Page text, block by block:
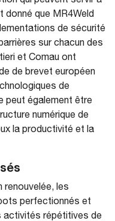
donné que MR4Weld
de sécurité
sur chacun des
et Comau ont
de brevet européen
de
peut également être
numérique de
la productivité et la
renouvelée, les
perfectionnés et
activités répétitives de